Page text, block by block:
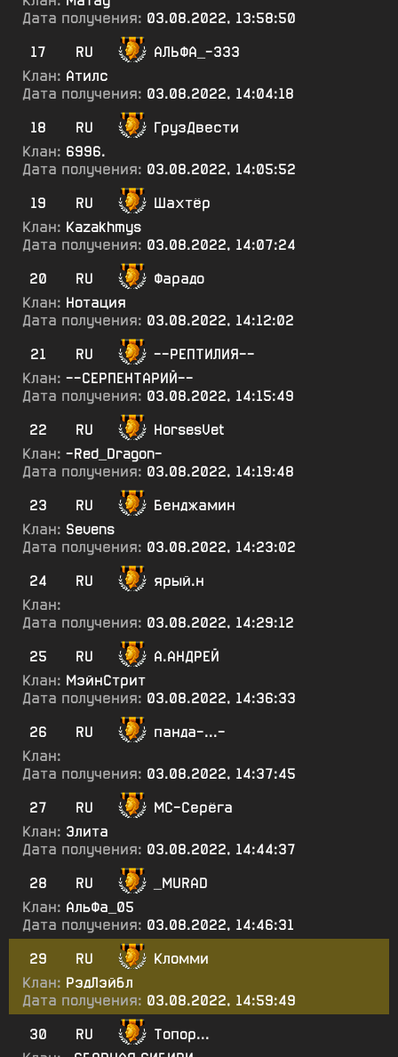
Дата получения: 03.08.2022, 13:58:50
17
RU
АЛЬФА_-333
Клан: Атилс
Дата получения: 03.08.2022, 14:04:18
18
RU
ГрузДвести
Клан: 6996.
Дата получения: 03.08.2022, 14:05:52
19
RU
Шахтёр
Клан: Kazakhmys
Дата получения: 03.08.2022, 14:07:24
20
RU
Фарадо
Клан: Нотация
Дата получения: 03.08.2022, 14:12:02
21
RU
--РЕПТИЛИЯ--
Клан: --СЕРПЕНТАРИЙ--
Дата получения: 03.08.2022, 14:15:49
22
RU
HorsesVet
Клан: -Red_Dragon-
Дата получения: 03.08.2022, 14:19:48
23
RU
Бенджамин
Клан: Sevens
Дата получения: 03.08.2022, 14:23:02
24
RU
ярый.н
Клан:
Дата получения: 03.08.2022, 14:29:12
25
RU
А.АНДРЕЙ
Клан: МэйнСтрит
Дата получения: 03.08.2022, 14:36:33
26
RU
панда-...-
Клан:
Дата получения: 03.08.2022, 14:37:45
27
RU
МС-Серёга
Клан: Элита
Дата получения: 03.08.2022, 14:44:37
28
RU
_MURAD
Клан: АльФа_05
Дата получения: 03.08.2022, 14:46:31
29
RU
Кломми
Клан: РэдЛэйбл
Дата получения: 03.08.2022, 14:59:49
30
RU
Топор...